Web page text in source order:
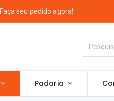
Faça seu pedido agora!
Padaria